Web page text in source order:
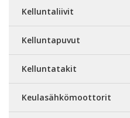
Kelluntaliivit
Kelluntapuvut
Kelluntatakit
Keulasähkömoottorit